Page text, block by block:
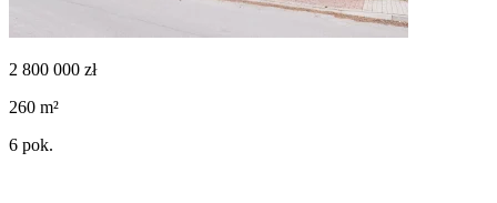
2 800 000 zł
260 m²
6 pok.